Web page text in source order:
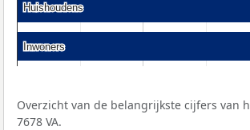
Huishoudens
Huishoudens
Inwoners
Inwoners
Overzicht van de belangrijkste cijfers van
7678 VA.